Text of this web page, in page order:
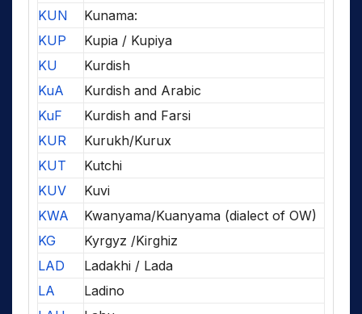
KUN
Kunama:
KUP
Kupia / Kupiya
KU
Kurdish
KuA
Kurdish and Arabic
KuF
Kurdish and Farsi
KUR
Kurukh/Kurux
KUT
Kutchi
KUV
Kuvi
KWA
Kwanyama/Kuanyama (dialect of OW)
KG
Kyrgyz /Kirghiz
LAD
Ladakhi / Lada
LA
Ladino